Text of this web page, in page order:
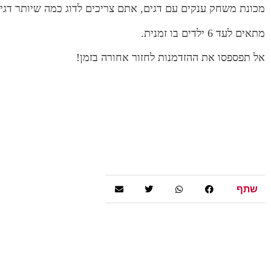
מכונת משחק ענקים עם דגים, אתם צריכים לדוג כמה שיותר
מתאים לעד 6 ילדים בו זמנית.
אל תפספסו את ההזדמנות לחזור אחורה בזמן!
שתף